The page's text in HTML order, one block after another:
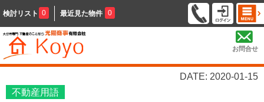
検討リスト 0 最近見た物件 0
お問合せ
DATE: 2020-01-15
不動産用語